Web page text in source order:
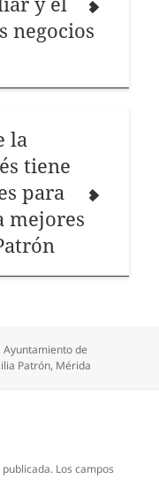
negocios
la
tiene
para
mejores
Categorías
Ayuntamiento de
Patrón, Mérida
Los campos